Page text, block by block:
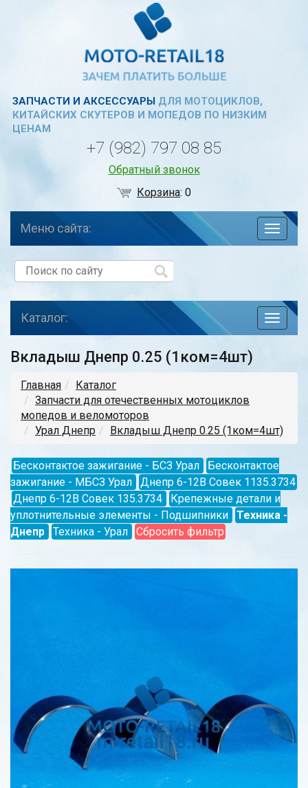
ЗАПЧАСТИ И АКСЕССУАРЫДЛЯ МОТОЦИКЛОВ,
КИТАЙСКИХ СКУТЕРОВ И МОПЕДОВ ПО НИЗКИМ
ЦЕНАМ
+7 (982) 797 08 85
Обратный звонок
Корзина:0
по
Меню сайта:
toggle
Каталог:
Вкладыш Днепр 0.25 (1ком=4шт)
Главная
Каталог
Запчасти для отечественных мотоциклов
мопедов и веломоторов
Урал Днепр
Вкладыш Днепр 0.25 (1ком=4шт)
Бесконтактое зажигание - БСЗ Урал
Бесконтактое
зажигание - МБСЗ Урал
Днепр 6-12В Совек 1135.3734
Днепр 6-12В Совек 135.3734
Крепежные детали и
уплотнительные элементы - Подшипники
Техника -
Днепр
Техника - Урал Сбросить фильтр